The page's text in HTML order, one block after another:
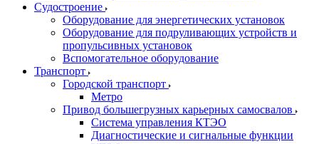
Судостроение
Оборудование для энергетических установок
Оборудование для подруливающих устройств и
пропульсивных установок
Вспомогательное оборудование
Транспорт
Городской транспорт
Метро
Привод большегрузных карьерных самосвалов
Система управления КТЭО
Диагностические и сигнальные функции